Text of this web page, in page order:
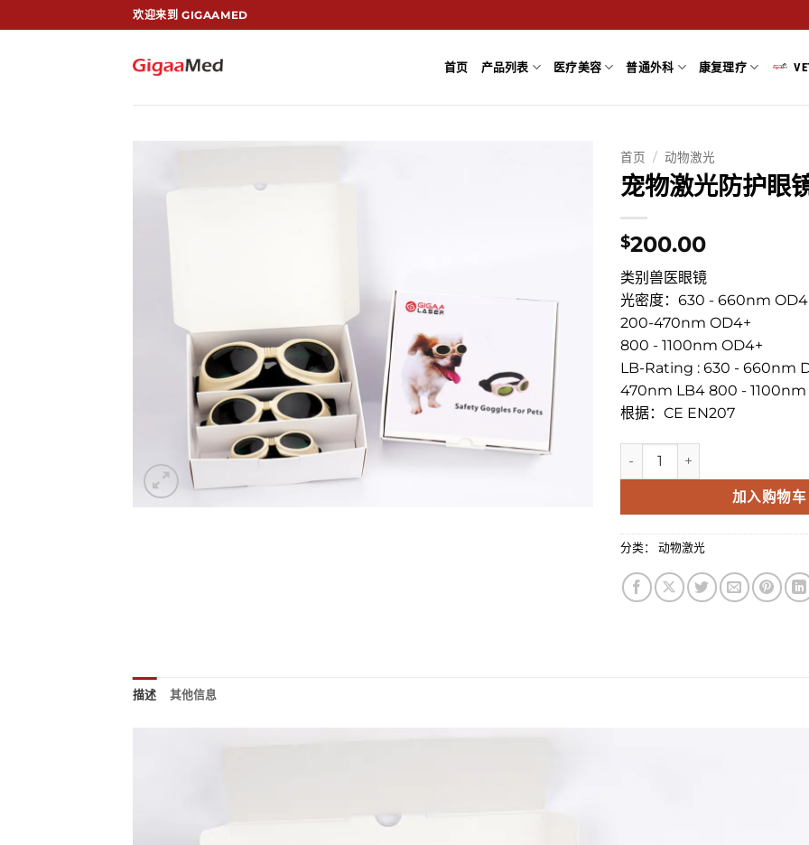
到
欢迎来到 GIGAAMED
首页 产品列表 医疗美容 普通外科 康复理疗
首页 / 动物激光
宠物激光防护眼
$200.00
类别兽医眼镜
光密度：630 - 660nm
200-470nm OD4+
800 - 1100nm OD4+
LB-Rating : 630 - 660nm
470nm LB4 800 - 1100nm
根据：CE EN207
Veterinary safety goggles
加入购物车
分类： 动物激光
描述 其他信息